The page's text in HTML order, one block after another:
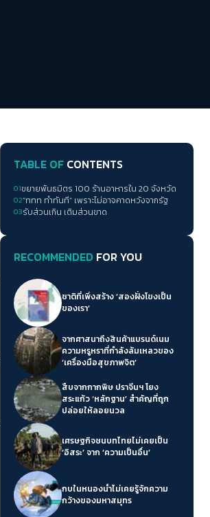
TABLE OF CONTENTS
01ขยายพันธมิตร 100 ร้านอาหารใน 20 จังหวัด
02“ททท ทำทันที” เพราะไม่อาจคาดหวังจากรัฐ
03รับส่วนเกิน เติมส่วนขาด
RECOMMENDED FOR YOU
ชาติที่เพิ่งสร้าง ‘สองฝั่งโขงเป็น
ของเรา’
จากศาสนาถึงสินค้าแบรนด์เนม
ความหรูหราที่กำลังล้มเหลวของ
‘เครื่องมือสุขภาพจิต’
สืบจากกากพิษ ปราจีนฯ โยง
สระแก้ว ‘หลักฐาน’ สำคัญที่ถูก
ปล่อยให้ลอยนวล
เศรษฐกิจชนบทไทยไม่เคยเป็น
‘อิสระ’ จาก ‘ความเป็นอื่น’
กบในหนองน้ำไม่เคยรู้จักความ
กว้างของมหาสมุทร